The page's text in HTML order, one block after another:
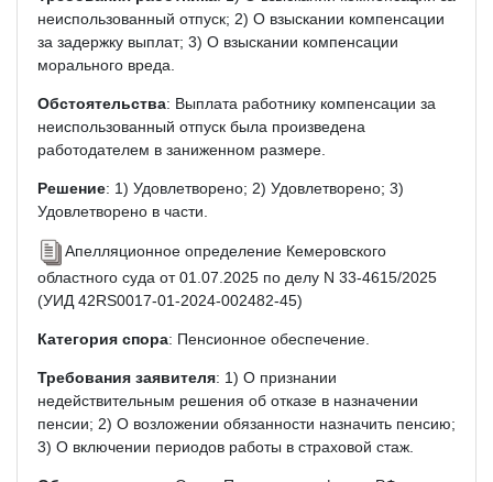
неиспользованный отпуск; 2) О взыскании компенсации
за задержку выплат; 3) О взыскании компенсации
морального вреда.
Обстоятельства: Выплата работнику компенсации за
неиспользованный отпуск была произведена
работодателем в заниженном размере.
Решение: 1) Удовлетворено; 2) Удовлетворено; 3)
Удовлетворено в части.
Апелляционное определение Кемеровского
областного суда от 01.07.2025 по делу N 33-4615/2025
(УИД 42RS0017-01-2024-002482-45)
Категория спора: Пенсионное обеспечение.
Требования заявителя: 1) О признании
недействительным решения об отказе в назначении
пенсии; 2) О возложении обязанности назначить пенсию;
3) О включении периодов работы в страховой стаж.